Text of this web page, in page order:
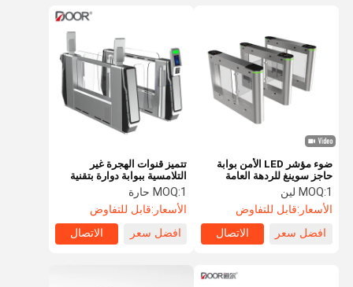
تتميز قنوات الهجرة غير
التلامسية ببوابة دوارة بتقنية
التعرف على الوجه
MOQ:1 حارة
الأسعار:قابل للتفاوض
افضل سعر
الاتصال
ضوء مؤشر LED الأمن بوابة
حاجز سوينغ للردهة العامة
MOQ:1 لين
الأسعار:قابل للتفاوض
افضل سعر
الاتصال